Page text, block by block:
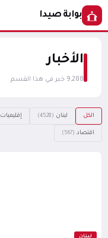
بوابة صيدا
الأخبار
9,288 خبر في هذا القسم
الكل لبنان (4528) إقليميات
اقتصاد (567)
لبنان